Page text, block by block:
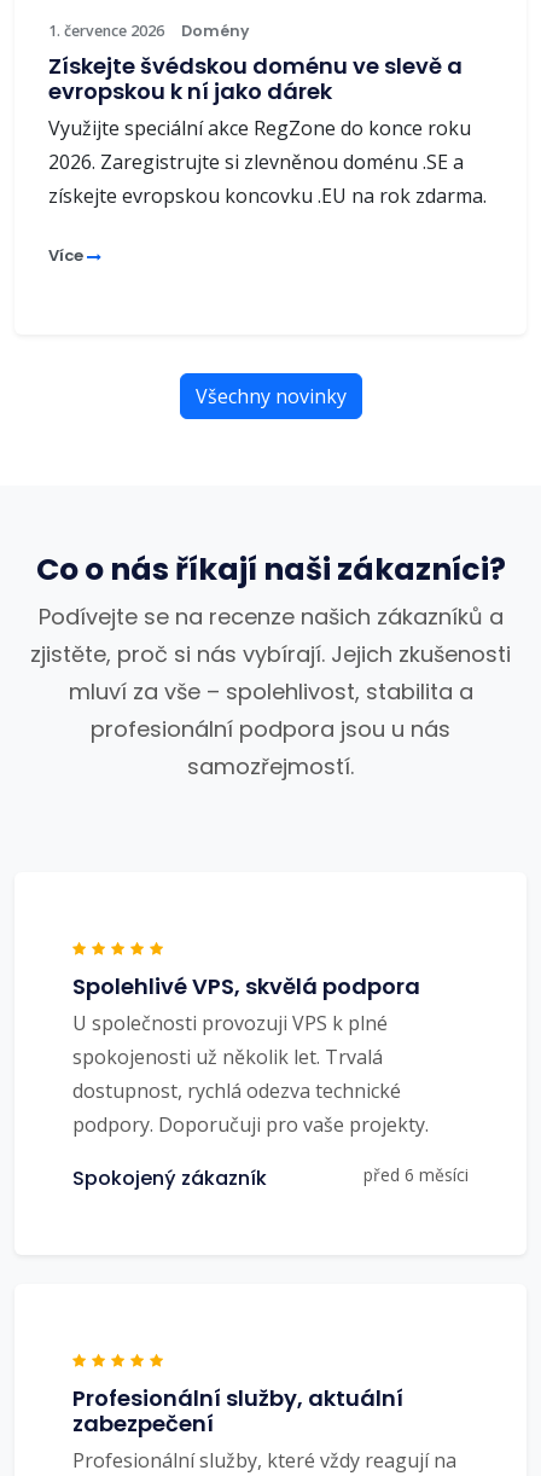
1. července 2026 Domény
Získejte švédskou doménu ve slevě a
evropskou k ní jako dárek
Využijte speciální akce RegZone do konce roku
2026. Zaregistrujte si zlevněnou doménu .SE a
získejte evropskou koncovku .EU na rok zdarma.
Více
Všechny novinky
Co o nás říkají naši zákazníci?
Podívejte se na recenze našich zákazníků a
zjistěte, proč si nás vybírají. Jejich zkušenosti
mluví za vše – spolehlivost, stabilita a
profesionální podpora jsou u nás
samozřejmostí.
Spolehlivé VPS, skvělá podpora
U společnosti provozuji VPS k plné
spokojenosti už několik let. Trvalá
dostupnost, rychlá odezva technické
podpory. Doporučuji pro vaše projekty.
Spokojený zákazník před 6 měsíci
Profesionální služby, aktuální
zabezpečení
Profesionální služby, které vždy reagují na